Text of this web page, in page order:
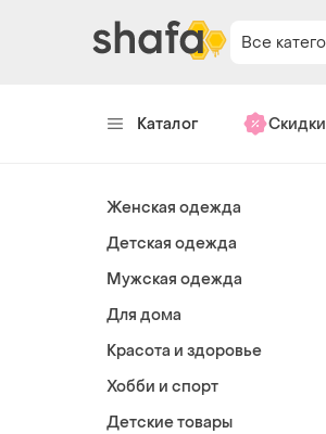
Все
Каталог Скидки
Женская одежда
Детская одежда
Мужская одежда
Для дома
Красота и здоровье
Хобби и спорт
Детские товары